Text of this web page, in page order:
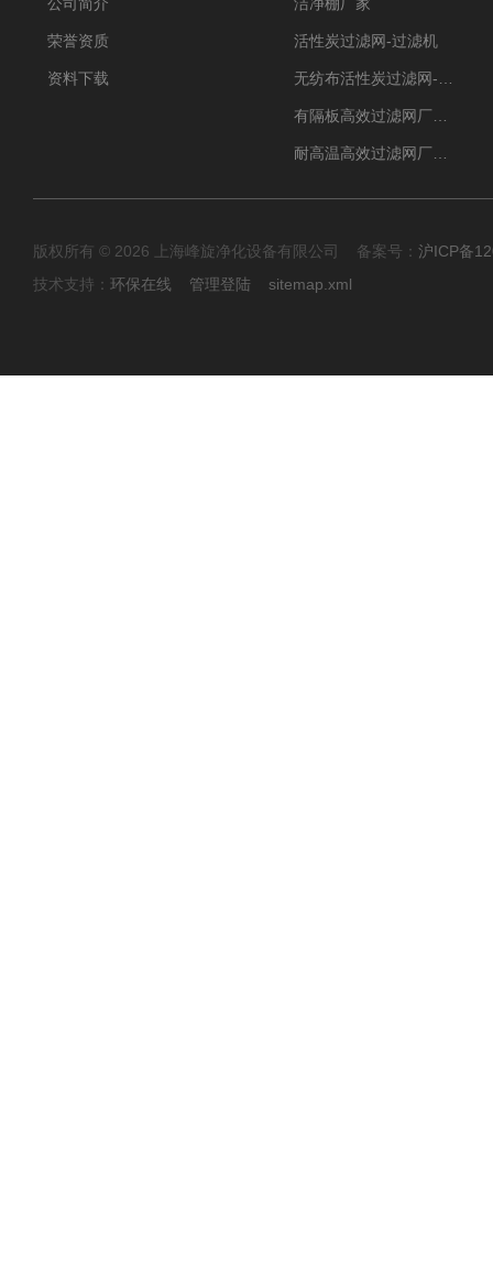
荣誉资质
资料下载
活性炭过滤网-过滤机
版权所有 © 2026 上海峰旋净化设备有限公司 备案号： 沪ICP备
技术支持： 环保在线 管理登陆 sitemap.xml